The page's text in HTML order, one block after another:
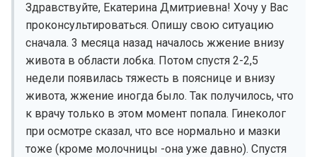
Здравствуйте, Екатерина Дмитриевна! Хочу у Вас
проконсультироваться. Опишу свою ситуацию
сначала. 3 месяца назад началось жжение внизу
живота в области лобка. Потом спустя 2-2,5
недели появилась тяжесть в пояснице и внизу
живота, жжение иногда было. Так получилось, что
к врачу только в этом момент попала. Гинеколог
при осмотре сказал, что все нормально и мазки
тоже (кроме молочницы -она уже давно). Спустя